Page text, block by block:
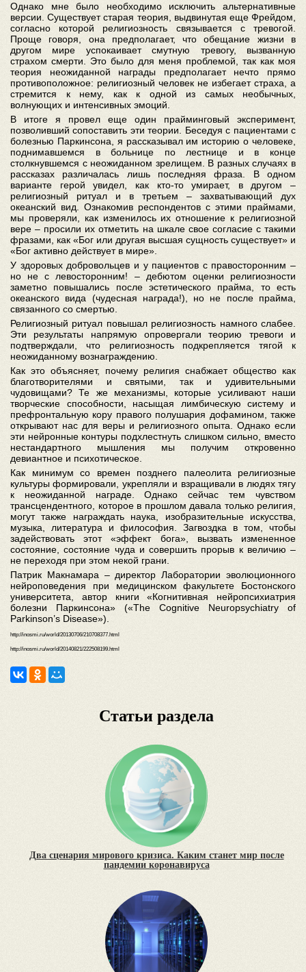
Однако мне было необходимо исключить альтернативные
версии. Существует старая теория, выдвинутая еще Фрейдом,
согласно которой религиозность связывается с тревогой.
Проще говоря, она предполагает, что обещание жизни в
другом мире успокаивает смутную тревогу, вызванную
страхом смерти. Это было для меня проблемой, так как моя
теория неожиданной награды предполагает нечто прямо
противоположное: религиозный человек не избегает страха, а
стремится к нему, как к одной из самых необычных,
волнующих и интенсивных эмоций.
В итоге я провел еще один прайминговый эксперимент,
позволивший сопоставить эти теории. Беседуя с пациентами с
болезнью Паркинсона, я рассказывал им историю о человеке,
поднимавшемся в больнице по лестнице и в конце
столкнувшемся с неожиданном зрелищем. В разных случаях в
рассказах различалась лишь последняя фраза. В одном
варианте герой увидел, как кто-то умирает, в другом –
религиозный ритуал и в третьем – захватывающий дух
океанский вид. Ознакомив респондентов с этими праймами,
мы проверяли, как изменилось их отношение к религиозной
вере – просили их отметить на шкале свое согласие с такими
фразами, как «Бог или другая высшая сущность существует» и
«Бог активно действует в мире».
У здоровых добровольцев и у пациентов с правосторонним –
но не с левосторонним! – дебютом оценки религиозности
заметно повышались после эстетического прайма, то есть
океанского вида (чудесная награда!), но не после прайма,
связанного со смертью.
Религиозный ритуал повышал религиозность намного слабее.
Эти результаты напрямую опровергали теорию тревоги и
подтверждали, что религиозность подкрепляется тягой к
неожиданному вознаграждению.
Как это объясняет, почему религия снабжает общество как
благотворителями и святыми, так и удивительными
чудовищами? Те же механизмы, которые усиливают наши
творческие способности, насыщая лимбическую систему и
префронтальную кору правого полушария дофамином, также
открывают нас для веры и религиозного опыта. Однако если
эти нейронные контуры подхлестнуть слишком сильно, вместо
нестандартного мышления мы получим откровенно
девиантное и психотическое.
Как минимум со времен позднего палеолита религиозные
культуры формировали, укрепляли и взращивали в людях тягу
к неожиданной награде. Однако сейчас тем чувством
трансцендентного, которое в прошлом давала только религия,
могут также награждать наука, изобразительные искусства,
музыка, литература и философия. Загвоздка в том, чтобы
задействовать этот «эффект бога», вызвать измененное
состояние, состояние чуда и совершить прорыв к величию –
не переходя при этом некой грани.
Патрик Макнамара – директор Лаборатории эволюционного
нейроповедения при медицинском факультете Бостонского
университета, автор книги «Когнитивная нейропсихиатрия
болезни Паркинсона» («The Cognitive Neuropsychiatry of
Parkinson’s Disease»).
http://inosmi.ru/world/20130706/210708377.html
http://inosmi.ru/world/20140821/222508199.html
Статьи раздела
Два сценария мирового кризиса. Каким станет мир после
пандемии коронавируса